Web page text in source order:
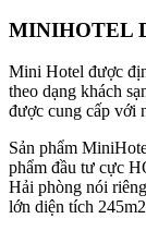
MINIHOTEL
Mini Hotel được
theo dạng khách
được cung cấp với
Sản phẩm
phẩm đầu tư cực
Hải phòng nói
lớn diện tích